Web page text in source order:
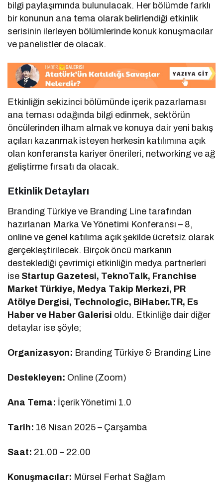
bilgi paylaşımında bulunulacak. Her bölümde farklı
bir konunun ana tema olarak belirlendiği etkinlik
serisinin ilerleyen bölümlerinde konuk konuşmacılar
ve panelistler de olacak.
Etkinliğin sekizinci bölümünde içerik pazarlaması
ana teması odağında bilgi edinmek, sektörün
öncülerinden ilham almak ve konuya dair yeni bakış
açıları kazanmak isteyen herkesin katılımına açık
olan konferansta kariyer önerileri, networking ve ağ
geliştirme fırsatı da olacak.
Etkinlik Detayları
Branding Türkiye ve Branding Line tarafından
hazırlanan Marka Ve Yönetimi Konferansı – 8,
online ve genel katılıma açık şekilde ücretsiz olarak
gerçekleştirilecek. Birçok öncü markanın
desteklediği çevrimiçi etkinliğin medya partnerleri
ise Startup Gazetesi, TeknoTalk, Franchise
Market Türkiye, Medya Takip Merkezi, PR
Atölye Dergisi, Technologic, BiHaber.TR, Es
Haber ve Haber Galerisi oldu. Etkinliğe dair diğer
detaylar ise şöyle;
Organizasyon: Branding Türkiye & Branding Line
Destekleyen: Online (Zoom)
Ana Tema: İçerik Yönetimi 1.0
Tarih: 16 Nisan 2025 – Çarşamba
Saat: 21.00 – 22.00
Konuşmacılar: Mürsel Ferhat Sağlam